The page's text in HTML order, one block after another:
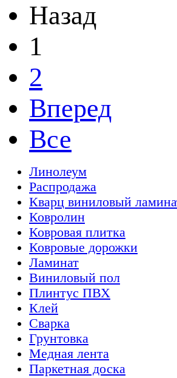
Назад
1
2
Вперед
Все
Линолеум
Распродажа
Кварц виниловый
Ковролин
Ковровая плитка
Ковровые дорожки
Ламинат
Виниловый пол
Плинтус ПВХ
Клей
Сварка
Грунтовка
Медная лента
Паркетная доска